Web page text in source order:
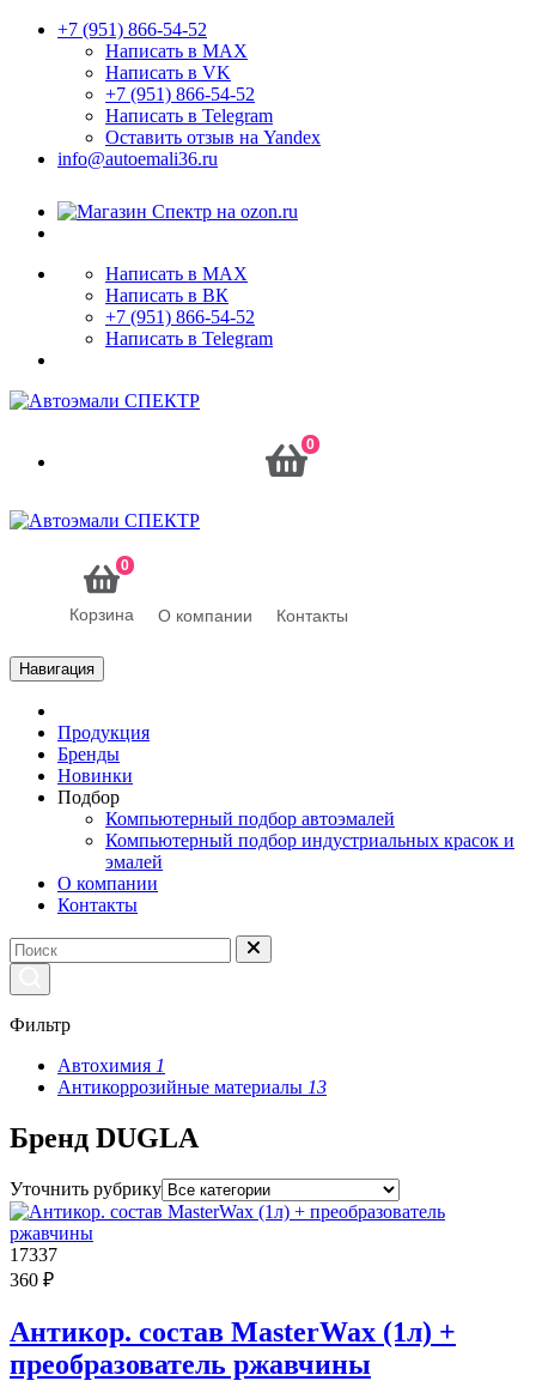
+7 (951) 866-54-52
Написать в MAX
Написать в VK
+7 (951) 866-54-52
Написать в Telegram
Оставить отзыв на Yandex
info@autoemali36.ru
Написать в MAX
Написать в ВК
+7 (951) 866-54-52
Написать в Telegram
0
0
Корзина О компании Контакты
Навигация
Продукция
Бренды
Новинки
Подбор
Компьютерный подбор автоэмалей
Компьютерный подбор индустриальных красок и
эмалей
О компании
Контакты
Фильтр
Автохимия 1
Антикоррозийные материалы 13
Бренд DUGLA
Уточнить рубрику
17337
360 ₽
Антикор. состав MasterWax (1л) +
преобразователь ржавчины